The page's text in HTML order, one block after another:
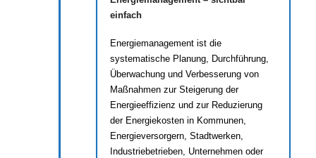
einfach
Energiemanagement ist die
systematische Planung, Durchführung,
Überwachung und Verbesserung von
Maßnahmen zur Steigerung der
Energieeffizienz und zur Reduzierung
der Energiekosten in Kommunen,
Energieversorgern, Stadtwerken,
Industriebetrieben, Unternehmen oder